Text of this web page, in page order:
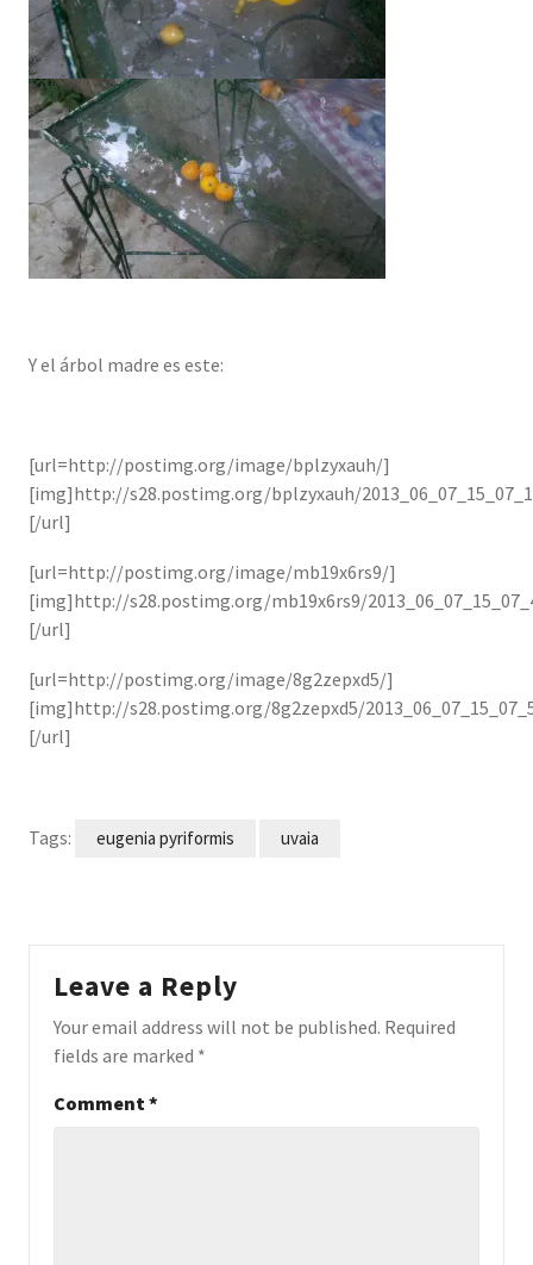
Y el árbol madre es este:
[url=http://postimg.org/image/bplzyxauh/]
[img]http://s28.postimg.org/bplzyxauh/
[/url]
[url=http://postimg.org/image/mb19x6rs9/]
[img]http://s28.postimg.org/mb19x6rs9/
[/url]
[url=http://postimg.org/image/8g2zepxd5/]
[img]http://s28.postimg.org/8g2zepxd5/
[/url]
Tags: eugenia pyriformis uvaia
Leave a Reply
Your email address will not be published. Required
fields are marked *
Comment*